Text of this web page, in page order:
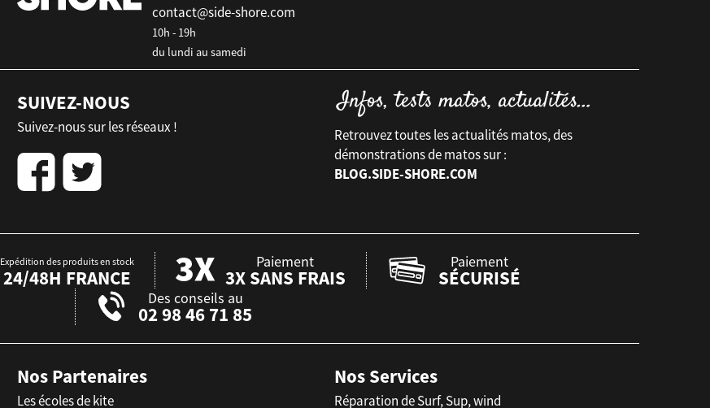
contact@side-shore.com
10h - 19h
du lundi au samedi
SUIVEZ-NOUS
Suivez-nous sur les réseaux !
Retrouvez toutes les actualités matos, des
démonstrations de matos sur :
BLOG.SIDE-SHORE.COM
Expédition des produits en stock
24/48H FRANCE
Paiement
3X SANS FRAIS
Paiement
SÉCURISÉ
Des conseils au
02 98 46 71 85
Nos Partenaires
Les écoles de kite
Nos Services
Réparation de Surf, Sup, wind